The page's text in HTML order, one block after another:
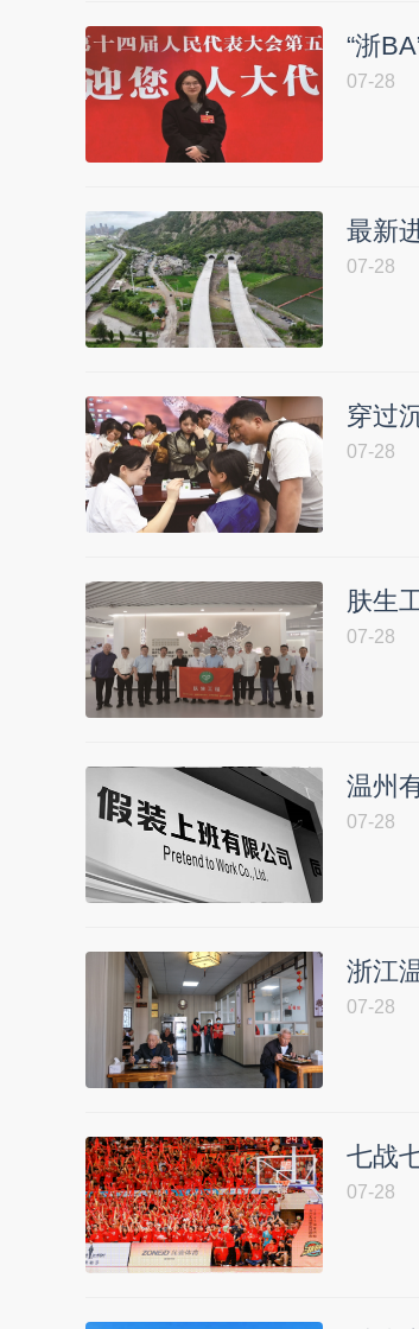
“浙
07-28
最新
07-28
穿过
07-28
肤生
07-28
温州
07-28
浙江
07-28
七战
07-28